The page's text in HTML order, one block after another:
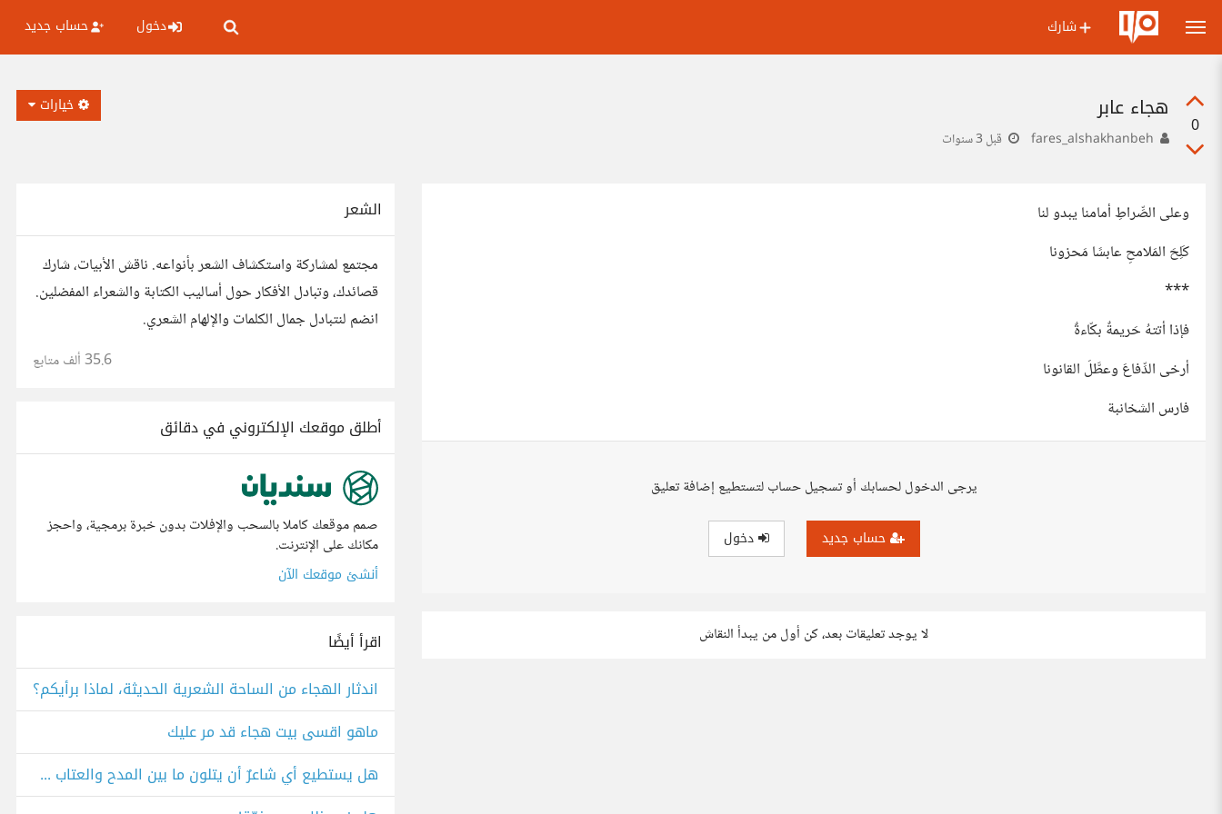
شارك دخول حساب جديد
0
هجاء عابر
قبل 3 سنوات
خيارات
وعلى الصِّراطِ أمامنا يبدو لنا
كَلِحَ المَلامحِ عابسًا مَحزونا
***
فإذا أتتهُ حَريمةٌ بكّاءةٌ
أرخى الدِّفاعَ وعطَّلَ القانونا
فارس الشخانبة
يرجى الدخول لحسابك أو تسجيل حساب لتستطيع إضافة تعليق
حساب جديد دخول
لا يوجد تعليقات بعد، كن أول من يبدأ النقاش
الشعر
مجتمع لمشاركة واستكشاف الشعر بأنواعه. ناقش الأبيات، شارك
قصائدك، وتبادل الأفكار حول أساليب الكتابة والشعراء المفضلين.
انضم لنتبادل جمال الكلمات والإلهام الشعري.
35.6 ألف متابع
أطلق موقعك الإلكتروني في دقائق
صمم موقعك كاملا بالسحب والإفلات بدون خبرة برمجية، واحجز
مكانك على الإنترنت.
أنشئ موقعك الآن
اقرأ أيضًا
اندثار الهجاء من الساحة الشعرية الحديثة، لماذا برأيكم؟
ماهو اقسى بيت هجاء قد مر عليك
هل يستطيع أي شاعرٌ أن يتلون ما بين المدح والعتاب والهجاء والفخر في شعره؟